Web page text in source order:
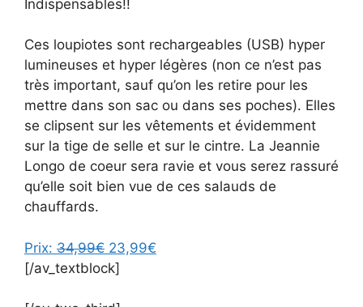
Indispensables!!
Ces loupiotes sont rechargeables (USB) hyper
lumineuses et hyper légères (non ce n’est pas
très important, sauf qu’on les retire pour les
mettre dans son sac ou dans ses poches). Elles
se clipsent sur les vêtements et évidemment
sur la tige de selle et sur le cintre. La Jeannie
Longo de coeur sera ravie et vous serez rassuré
qu’elle soit bien vue de ces salauds de
chauffards.
Prix: 34,99€ 23,99€
[/av_textblock]